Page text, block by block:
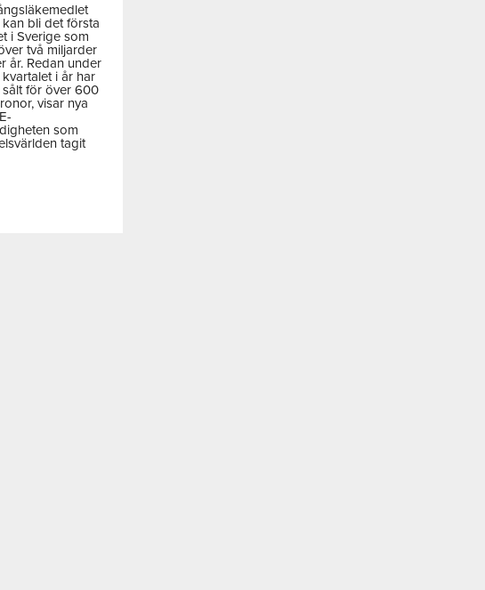
bli det första
i Sverige som
två miljarder
år. Redan under
i år har
för över 600
visar nya
som
tagit